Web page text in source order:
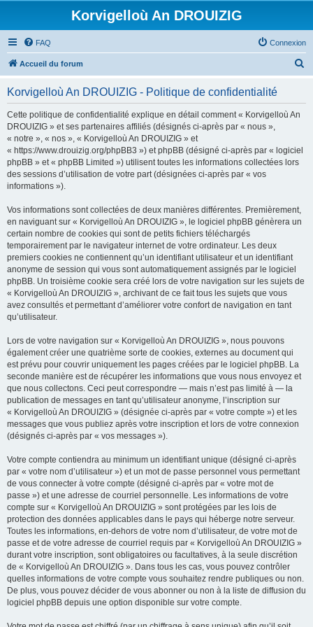
Korvigelloù An DROUIZIG
FAQ Connexion
Accueil du forum
Korvigelloù An DROUIZIG - Politique de confidentialité
Cette politique de confidentialité explique en détail comment « Korvigelloù An
DROUIZIG » et ses partenaires affiliés (désignés ci-après par « nous »,
« notre », « nos », « Korvigelloù An DROUIZIG » et
« https://www.drouizig.org/phpBB3 ») et phpBB (désigné ci-après par « logiciel
phpBB » et « phpBB Limited ») utilisent toutes les informations collectées lors
des sessions d’utilisation de votre part (désignées ci-après par « vos
informations »).
Vos informations sont collectées de deux manières différentes. Premièrement,
en naviguant sur « Korvigelloù An DROUIZIG », le logiciel phpBB génèrera un
certain nombre de cookies qui sont de petits fichiers téléchargés
temporairement par le navigateur internet de votre ordinateur. Les deux
premiers cookies ne contiennent qu’un identifiant utilisateur et un identifiant
anonyme de session qui vous sont automatiquement assignés par le logiciel
phpBB. Un troisième cookie sera créé lors de votre navigation sur les sujets de
« Korvigelloù An DROUIZIG », archivant de ce fait tous les sujets que vous
avez consultés et permettant d’améliorer votre confort de navigation en tant
qu’utilisateur.
Lors de votre navigation sur « Korvigelloù An DROUIZIG », nous pouvons
également créer une quatrième sorte de cookies, externes au document qui
est prévu pour couvrir uniquement les pages créées par le logiciel phpBB. La
seconde manière est de récupérer les informations que vous nous envoyez et
que nous collectons. Ceci peut correspondre — mais n’est pas limité à — la
publication de messages en tant qu’utilisateur anonyme, l’inscription sur
« Korvigelloù An DROUIZIG » (désignée ci-après par « votre compte ») et les
messages que vous publiez après votre inscription et lors de votre connexion
(désignés ci-après par « vos messages »).
Votre compte contiendra au minimum un identifiant unique (désigné ci-après
par « votre nom d’utilisateur ») et un mot de passe personnel vous permettant
de vous connecter à votre compte (désigné ci-après par « votre mot de
passe ») et une adresse de courriel personnelle. Les informations de votre
compte sur « Korvigelloù An DROUIZIG » sont protégées par les lois de
protection des données applicables dans le pays qui héberge notre serveur.
Toutes les informations, en-dehors de votre nom d’utilisateur, de votre mot de
passe et de votre adresse de courriel requis par « Korvigelloù An DROUIZIG »
durant votre inscription, sont obligatoires ou facultatives, à la seule discrétion
de « Korvigelloù An DROUIZIG ». Dans tous les cas, vous pouvez contrôler
quelles informations de votre compte vous souhaitez rendre publiques ou non.
De plus, vous pouvez décider de vous abonner ou non à la liste de diffusion du
logiciel phpBB depuis une option disponible sur votre compte.